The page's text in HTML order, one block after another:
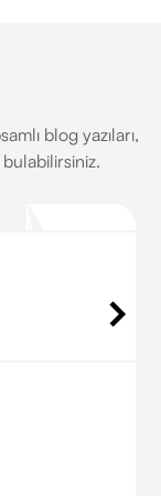
blog yazıları,